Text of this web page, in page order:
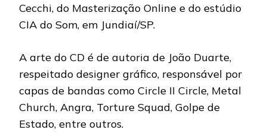
Cecchi, do Masterização Online e do estúdio
CIA do Som, em Jundiaí/SP.
A arte do CD é de autoria de João Duarte,
respeitado designer gráfico, responsável por
capas de bandas como Circle II Circle, Metal
Church, Angra, Torture Squad, Golpe de
Estado, entre outros.